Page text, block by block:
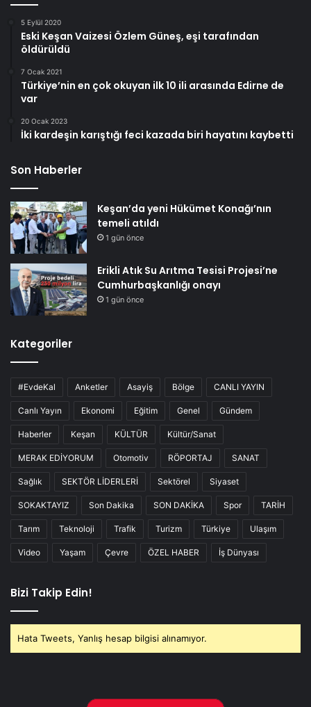
5 Eylül 2020
Eski Keşan Vaizesi Özlem Güneş, eşi tarafından
öldürüldü
7 Ocak 2021
Türkiye’nin en çok okuyan ilk 10 ili arasında Edirne de
var
20 Ocak 2023
İki kardeşin karıştığı feci kazada biri hayatını kaybetti
Son Haberler
Keşan’da yeni Hükümet Konağı’nın
temeli atıldı
1 gün önce
Erikli Atık Su Arıtma Tesisi Projesi’ne
Cumhurbaşkanlığı onayı
1 gün önce
Kategoriler
#EvdeKal Anketler Asayiş Bölge CANLI YAYIN
Canlı Yayın Ekonomi Eğitim Genel Gündem
Haberler Keşan KÜLTÜR Kültür/Sanat
MERAK EDİYORUM Otomotiv RÖPORTAJ SANAT
Sağlık SEKTÖR LİDERLERİ Sektörel Siyaset
SOKAKTAYIZ Son Dakika SON DAKİKA Spor TARİH
Tarım Teknoloji Trafik Turizm Türkiye Ulaşım
Video Yaşam Çevre ÖZEL HABER İş Dünyası
Bizi Takip Edin!
Hata Tweets, Yanlış hesap bilgisi alınamıyor.